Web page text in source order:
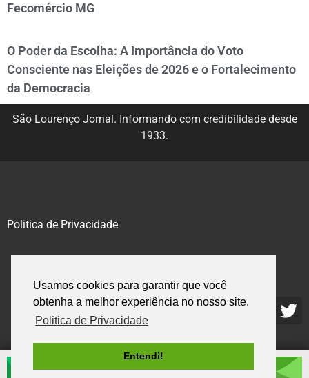
Usamos cookies para garantir que você
obtenha a melhor experiência no nosso site.
Politica de Privacidade
Entendi!
Fecomércio MG
O Poder da Escolha: A Importância do Voto
Consciente nas Eleições de 2026 e o Fortalecimento
da Democracia
São Lourenço Jornal. Informando com credibilidade desde
1933.
Politica de Privacidade